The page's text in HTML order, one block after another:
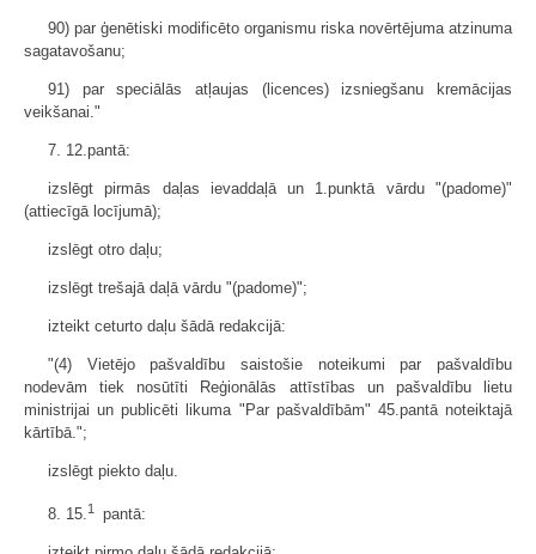
90) par ģenētiski modificēto organismu riska novērtējuma atzinuma
sagatavošanu;
91) par speciālās atļaujas (licences) izsniegšanu kremācijas
veikšanai."
7. 12.pantā:
izslēgt pirmās daļas ievaddaļā un 1.punktā vārdu "(padome)"
(attiecīgā locījumā);
izslēgt otro daļu;
izslēgt trešajā daļā vārdu "(padome)";
izteikt ceturto daļu šādā redakcijā:
"(4) Vietējo pašvaldību saistošie noteikumi par pašvaldību
nodevām tiek nosūtīti Reģionālās attīstības un pašvaldību lietu
ministrijai un publicēti likuma "Par pašvaldībām" 45.pantā noteiktajā
kārtībā.";
izslēgt piekto daļu.
8. 15.1 pantā: